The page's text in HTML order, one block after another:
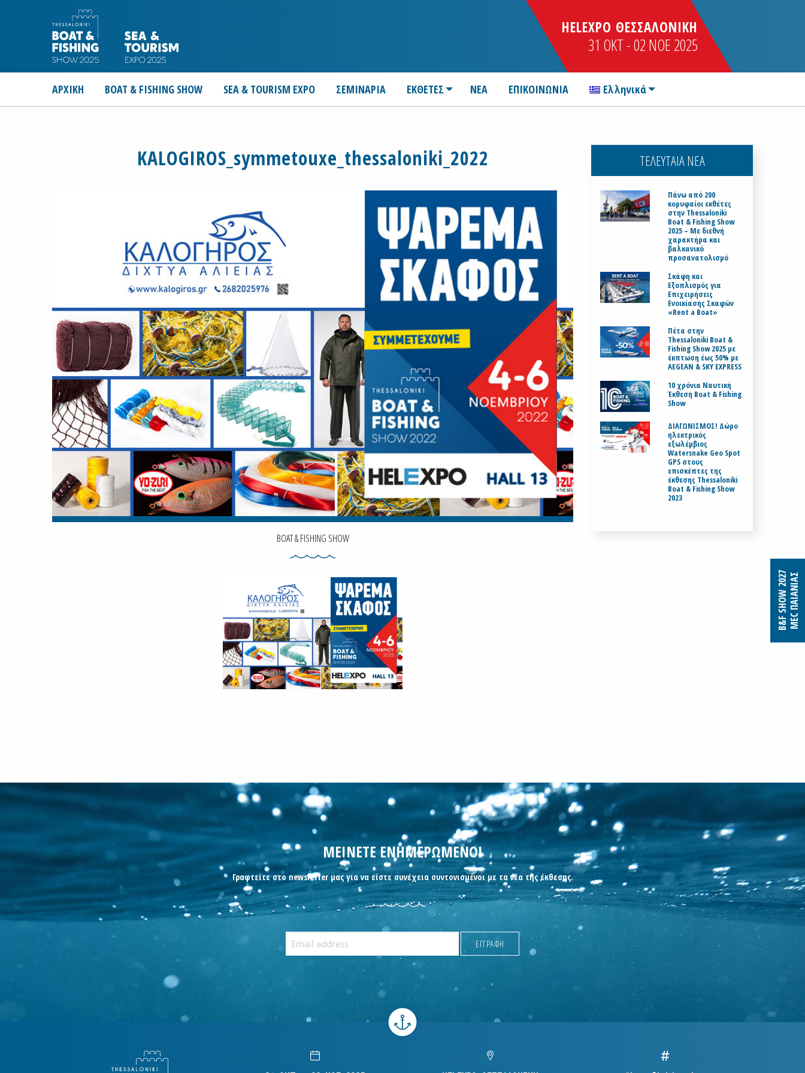
HELEXPO ΘΕΣΣΑΛΟΝΙΚΗ
31 OKT - 02 NOE 2025
ΑΡΧΙΚΗ BOAT & FISHING SHOW SEA & TOURISM EXPO ΣΕΜΙΝΑΡΙΑ ΕΚΘΕΤΕΣ ΝΕΑ ΕΠΙΚΟΙΝΩΝΙΑ Ελληνικά
KALOGIROS_symmetouxe_thessaloniki_2022
BOAT & FISHING SHOW
ΤΕΛΕΥΤΑΙΑ ΝΕΑ
Πάνω από 200
κορυφαίοι εκθέτες
στην Thessaloniki
Boat & Fishing Show
2025 – Με διεθνή
χαρακτήρα και
βαλκανικό
προσανατολισμό
Σκάφη και
Εξοπλισμός για
Επιχειρήσεις
Ενοικίασης Σκαφών
«Rent a Boat»
Πέτα στην
Thessaloniki Boat &
Fishing Show 2025 με
έκπτωση έως 50% με
AEGEAN & SKY EXPRESS
10 χρόνια Ναυτική
Έκθεση Boat & Fishing
Show
ΔΙΑΓΩΝΙΣΜΟΣ! Δώρο
ηλεκτρικός
εξωλέμβιος
Watersnake Geo Spot
GPS στους
επισκέπτες της
έκθεσης Thessaloniki
Boat & Fishing Show
2023
B&F SHOW 2027MEC ΠΑΙΑΝΙΑΣ
ΜΕΙΝΕΤΕ ΕΝΗΜΕΡΩΜΕΝΟΙ
Γραφτείτε στο newsletter μας για να είστε συνέχεια συντονισμένοι με τα νέα της έκθεσης.